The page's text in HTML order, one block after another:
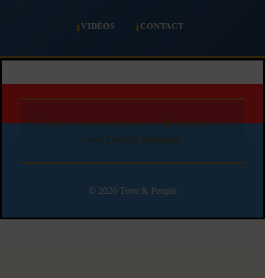
VIDÉOS CONTACT
Copie d'article autorisée en affichant le lien
vers l'article d'origine
© 2026 Terre & Peuple